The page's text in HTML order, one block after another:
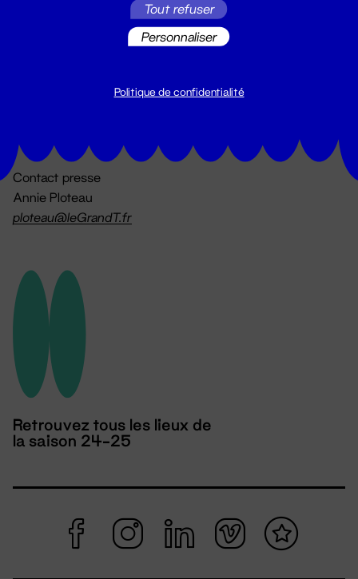
billetterie@leGrandT.fr
Du lundi au vendredi 14h → 18h
Contact presse
Annie Ploteau
ploteau@leGrandT.fr
Retrouvez tous les lieux de
la saison 24-25
Tout refuser
Personnaliser
Politique de confidentialité